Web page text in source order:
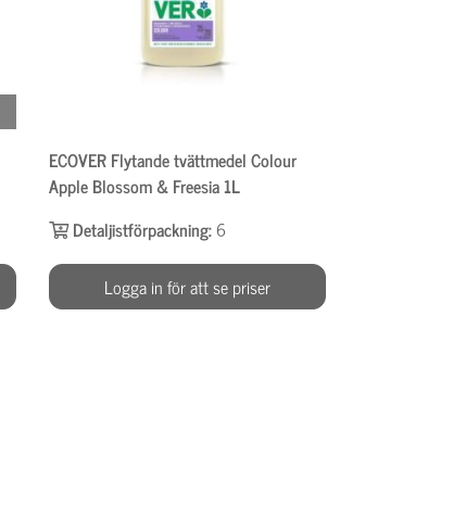
ECOVER Flytande tvättmedel Colour
Apple Blossom & Freesia 1L
Detaljistförpackning:6
Logga in för att se priser